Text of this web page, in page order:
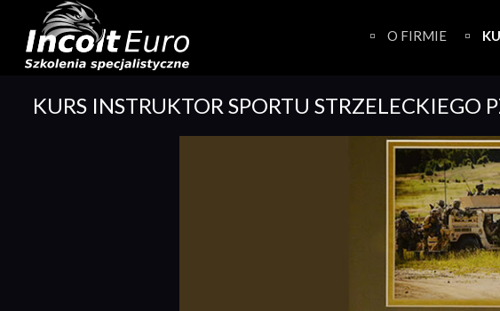
content
O FIRMIE
KURS INSTRUKTOR SPORTU STRZELECKIEGO